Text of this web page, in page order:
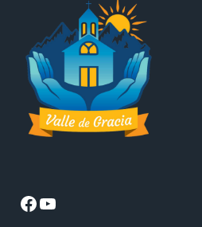
ANTIGUO
TESTAMENTO
Facebook
YouTube